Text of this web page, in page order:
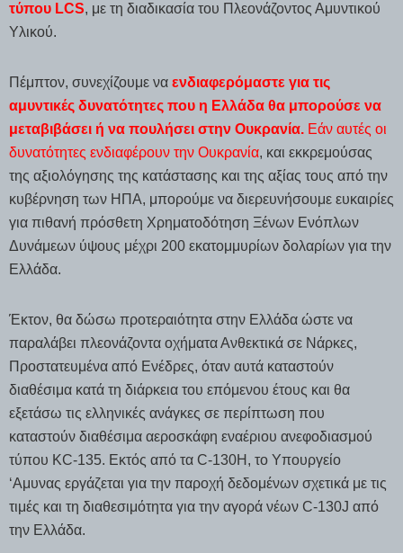
τύπου LCS, με τη διαδικασία του Πλεονάζοντος Αμυντικού
Υλικού.
Πέμπτον, συνεχίζουμε να ενδιαφερόμαστε για τις
αμυντικές δυνατότητες που η Ελλάδα θα μπορούσε να
μεταβιβάσει ή να πουλήσει στην Ουκρανία. Εάν αυτές οι
δυνατότητες ενδιαφέρουν την Ουκρανία, και εκκρεμούσας
της αξιολόγησης της κατάστασης και της αξίας τους από την
κυβέρνηση των ΗΠΑ, μπορούμε να διερευνήσουμε ευκαιρίες
για πιθανή πρόσθετη Χρηματοδότηση Ξένων Ενόπλων
Δυνάμεων ύψους μέχρι 200 εκατομμυρίων δολαρίων για την
Ελλάδα.
Έκτον, θα δώσω προτεραιότητα στην Ελλάδα ώστε να
παραλάβει πλεονάζοντα οχήματα Ανθεκτικά σε Νάρκες,
Προστατευμένα από Ενέδρες, όταν αυτά καταστούν
διαθέσιμα κατά τη διάρκεια του επόμενου έτους και θα
εξετάσω τις ελληνικές ανάγκες σε περίπτωση που
καταστούν διαθέσιμα αεροσκάφη εναέριου ανεφοδιασμού
τύπου KC-135. Εκτός από τα C-130H, το Υπουργείο
‘Αμυνας εργάζεται για την παροχή δεδομένων σχετικά με τις
τιμές και τη διαθεσιμότητα για την αγορά νέων C-130J από
την Ελλάδα.